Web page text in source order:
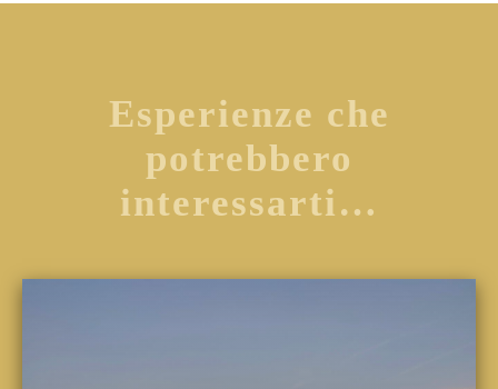
Esperienze che
potrebbero
interessarti…